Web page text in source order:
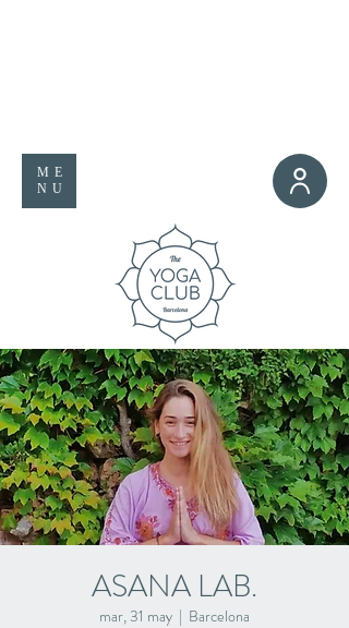
ME
NU
ASANA LAB.
mar, 31 may
  |
Barcelona